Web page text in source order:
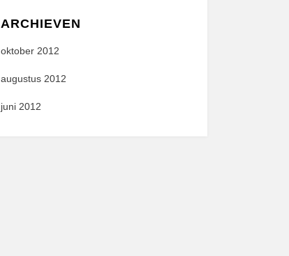
ARCHIEVEN
oktober 2012
augustus 2012
juni 2012